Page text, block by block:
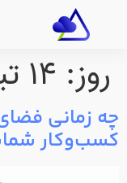
روز: ۱۴ تیر ۱۴۰۵
چه زمانی
کسب‌وکار